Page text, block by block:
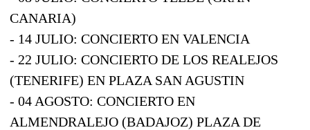
CANARIA)
- 14 JULIO: CONCIERTO EN VALENCIA
- 22 JULIO: CONCIERTO DE LOS REALEJOS
(TENERIFE) EN PLAZA SAN AGUSTIN
- 04 AGOSTO: CONCIERTO EN
ALMENDRALEJO (BADAJOZ) PLAZA DE